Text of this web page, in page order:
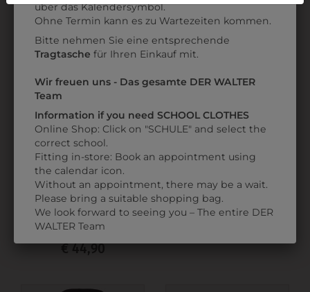
0BLULA3
MÄDCHENBLUSE
LANGARM WEISS
€ 44,90
9MJW30BL01
MÄDCHENJACKE
Datenschutzerklärungbzw. im
über das Kalendersymbol.
Ohne Termin kann es zu Wartezeiten kommen.
Bitte nehmen Sie eine entsprechende
Tragtasche für Ihren Einkauf mit.
Wir freuen uns - Das gesamte DER WALTER
Team
Information if you need SCHOOL CLOTHES
Online Shop: Click on "SCHULE" and select the
correct school.
Fitting in-store: Book an appointment using
the calendar icon.
Without an appointment, there may be a wait.
Please bring a suitable shopping bag.
We look forward to seeing you – The entire DER
WALTER Team